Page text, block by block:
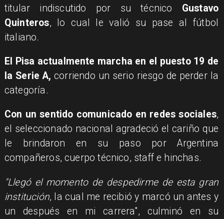
titular indiscutido por su técnico Gustavo
Quinteros, lo cual le valió su pase al fútbol
italiano.
El Pisa actualmente marcha en el puesto 19 de
la Serie A, corriendo un serio riesgo de perder la
categoría.
Con un sentido comunicado en redes sociales,
el seleccionado nacional agradeció el cariño que
le brindaron en su paso por Argentina
compañeros, cuerpo técnico, staff e hinchas.
"Llegó el momento de despedirme de esta gran
institución, la cual me recibió y marcó un antes y
un después en mi carrera", culminó en su